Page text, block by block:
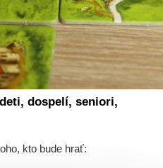
dospelí, seniori,
kto bude hrať: